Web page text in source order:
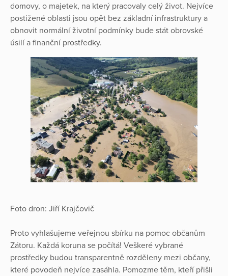
domovy, o majetek, na který pracovaly celý život. Nejvíce
postižené oblasti jsou opět bez základní infrastruktury a
obnovit normální životní podmínky bude stát obrovské
úsilí a finanční prostředky.
Foto dron: Jiří Krajčovič
Proto vyhlašujeme veřejnou sbírku na pomoc občanům
Zátoru. Každá koruna se počítá! Veškeré vybrané
prostředky budou transparentně rozděleny mezi občany,
které povodeň nejvíce zasáhla. Pomozme těm, kteří přišli